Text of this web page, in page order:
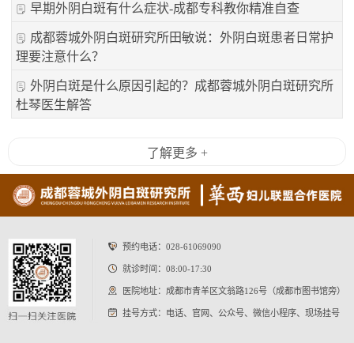
早期外阴白斑有什么症状-成都专科教你精准自查
成都蓉城外阴白斑研究所田敏说：外阴白斑患者日常护
理要注意什么？
外阴白斑是什么原因引起的？成都蓉城外阴白斑研究所
杜琴医生解答
了解更多 +
预约电话： 028-61069090
就诊时间：08:00-17:30
医院地址：成都市青羊区文翁路126号（成都市图书馆旁）
挂号方式：电话、官网、公众号、微信小程序、现场挂号